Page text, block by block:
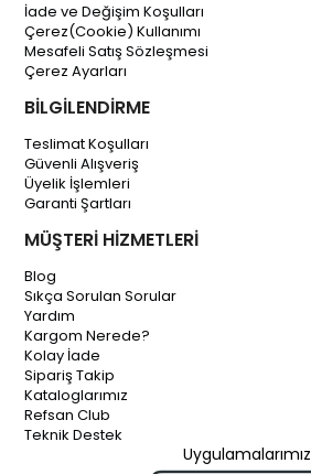
İade ve Değişim Koşulları
Çerez(Cookie) Kullanımı
Mesafeli Satış Sözleşmesi
Çerez Ayarları
BİLGİLENDİRME
Teslimat Koşulları
Güvenli Alışveriş
Üyelik İşlemleri
Garanti Şartları
MÜŞTERİ HİZMETLERİ
Blog
Sıkça Sorulan Sorular
Yardım
Kargom Nerede?
Kolay İade
Sipariş Takip
Kataloglarımız
Refsan Club
Teknik Destek
Uygulamalarımız